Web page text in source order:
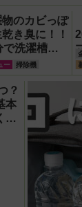
のカビっぽ
き臭に！！
で洗濯槽大
きるカビト
ドNeo縦型
チ検証して
た消臭効果
ー 掃除機
？
本
解